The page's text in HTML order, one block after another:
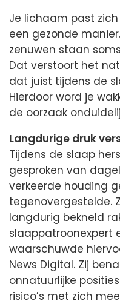
Je lichaam past
een gezonde
zenuwen staan
Dat verstoort het
dat juist tijdens de
Hierdoor word je
de oorzaak
Langdurige druk
Tijdens de slaap
gesproken van
verkeerde houding
tegenovergestelde.
langdurig bekneld
slaappatroonexpert
waarschuwde
News Digital. Zij
onnatuurlijke
risico’s met zich